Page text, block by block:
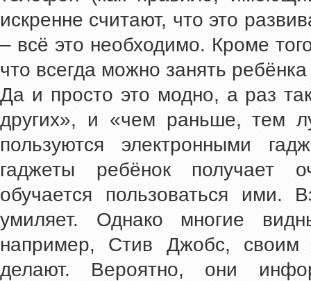
искренне считают, что это
– всё это необходимо. Кроме
что всегда можно занять
Да и просто это модно, а раз
других», и «чем раньше, тем
пользуются электронными
гаджеты ребёнок получает
обучается пользоваться ими.
умиляет. Однако многие
например, Стив Джобс, своим
делают. Вероятно, они